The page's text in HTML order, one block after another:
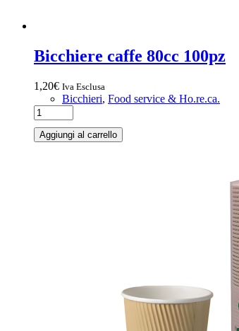
Bicchiere caffe 80cc 100pz
1,20€ Iva Esclusa
Bicchieri, Food service & Ho.re.ca.
Aggiungi al carrello